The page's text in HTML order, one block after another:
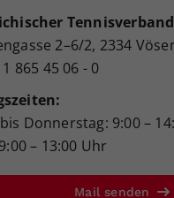
Tennisverband
2–6/2, 2334
865 45 06 - 0
Donnerstag: 9:00 –
– 13:00 Uhr
Mail senden